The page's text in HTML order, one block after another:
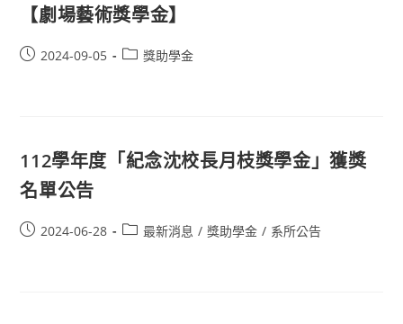
【劇場藝術獎學金】
2024-09-05 獎助學金
112學年度「紀念沈校長月枝獎學金」獲獎
名單公告
2024-06-28 最新消息 / 獎助學金 / 系所公告